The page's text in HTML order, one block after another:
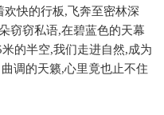
欢快的行板,飞奔至密林深
窃窃私语,在碧蓝色的天幕
米的半空,我们走进自然,成为
调的天籁,心里竟也止不住